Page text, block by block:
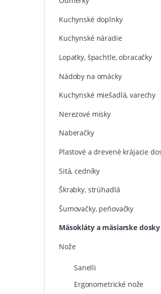
Kuchynské doplnky
Kuchynské náradie
Lopatky, špachtle, obracačky
Nádoby na omácky
Kuchynské miešadlá, varechy
Nerezové misky
Naberačky
Plastové a drevené krájacie
Sitá, cedníky
Škrabky, strúhadlá
Šumovačky, peňovačky
Mäsokláty a mäsiarske dosky
Nože
Sanelli
Ergonometrické nože